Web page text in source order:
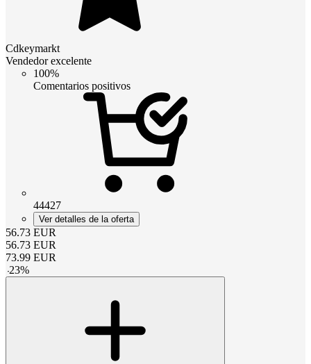
Cdkeymarkt
Vendedor excelente
100%
Comentarios positivos
44427
Ver detalles de la oferta
56.73 EUR
56.73 EUR
73.99 EUR
-23%